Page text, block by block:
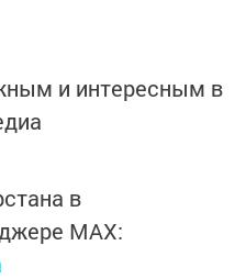
и интересным в
в
MАХ: